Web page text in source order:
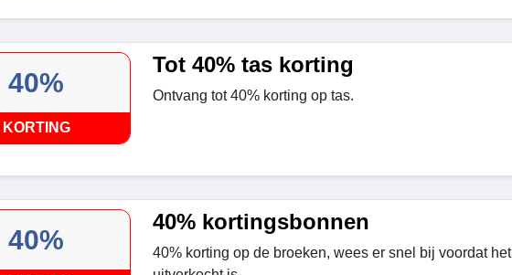
40%
KORTING
Tot 40% tas korting
Ontvang tot 40% korting op tas.
40%
40% kortingsbonnen
40% korting op de broeken, wees er snel bij voordat het